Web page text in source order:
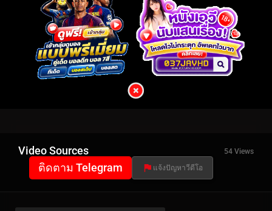
Video Sources 54 Views
ติดตาม Telegram แจ้งปัญหาวีดีโอ